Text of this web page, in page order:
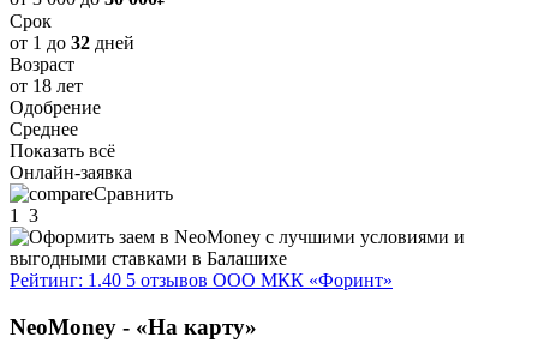
Срок
от 1 до 32 дней
Возраст
от 18 лет
Одобрение
Среднее
Показать всё
Онлайн-заявка
Сравнить
1
3
Рейтинг: 1.40 5 отзывов ООО МКК «Форинт»
NeoMoney - «На карту»